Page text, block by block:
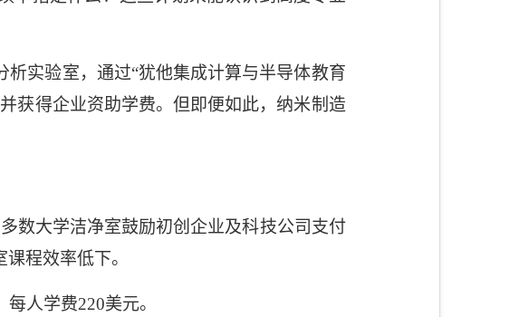
实验室，通过“犹他集成计算与半导体教育
获得企业资助学费。但即便如此，纳米制造
数大学洁净室鼓励初创企业及科技公司支付
程效率低下。
每人学费220美元。